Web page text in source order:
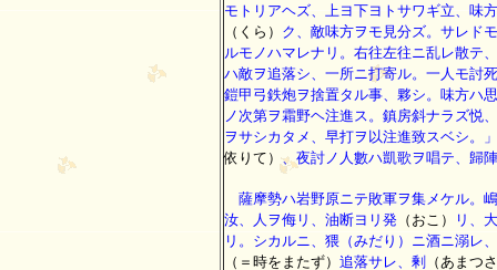
モトリアヘズ、上ヨ下ヨトサワギ立、味
（くら） ク、敵味方ヲモ見分ズ。サレド
ルモノハマレナリ。右往左往ニ乱レ散テ
ハ敵ヲ追落シ、一所ニ打寄ル。一人モ討
鎧甲弓鉄炮ヲ捨置タル事、夥シ。味方ハ
ノ次第ヲ霜野ヘ注進ス。鎮房斜ナラズ悦
ヲサシカタメ、早打ヲ以注進致スベシ。
依りて）、夜討ノ人數ハ凱歌ヲ唱テ、歸
薩摩勢ハ岩野原ニテ敗軍ヲ集メケル。
汝、人ヲ侮リ、油断ヨリ発 （おこ）
リ、
リ。シカルニ、猥（みだり）ニ酒ニ溺レ
（＝時をまたず） 追落サレ、剰 （あまつ